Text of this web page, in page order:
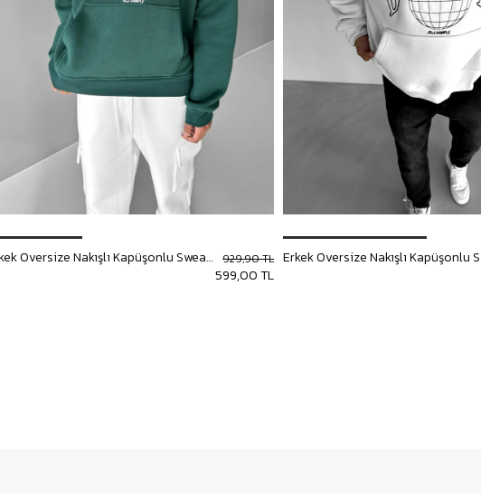
Erkek Oversize Nakışlı Kapüşonlu Sweatshirt Yeşil
599,00 TL
929,90 TL